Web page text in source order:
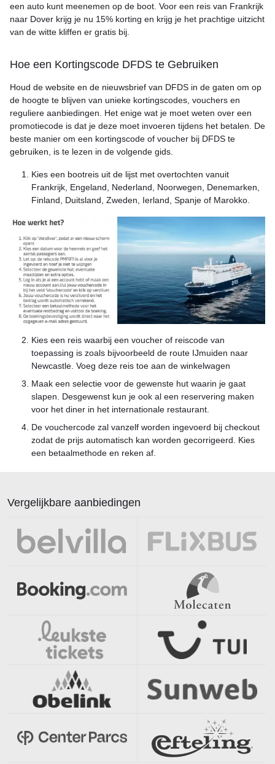
een auto kunt meenemen op de boot. Voor een reis van Frankrijk
naar Dover krijg je nu 15% korting en krijg je het prachtige uitzicht
van de witte kliffen er gratis bij.
Hoe een Kortingscode DFDS te Gebruiken
Houd de website en de nieuwsbrief van DFDS in de gaten om op
de hoogte te blijven van unieke kortingscodes, vouchers en
reguliere aanbiedingen. Het enige wat je moet weten over een
promotiecode is dat je deze moet invoeren tijdens het betalen. De
beste manier om een kortingscode of voucher bij DFDS te
gebruiken, is te lezen in de volgende gids.
Kies een bootreis uit de lijst met overtochten vanuit
Frankrijk, Engeland, Nederland, Noorwegen, Denemarken,
Finland, Duitsland, Zweden, Ierland, Spanje of Marokko.
Kies een reis waarbij een voucher of reiscode van
toepassing is zoals bijvoorbeeld de route IJmuiden naar
Newcastle. Voeg deze reis toe aan de winkelwagen
Maak een selectie voor de gewenste hut waarin je gaat
slapen. Desgewenst kun je ook al een reservering maken
voor het diner in het internationale restaurant.
De vouchercode zal vanzelf worden ingevoerd bij checkout
zodat de prijs automatisch kan worden gecorrigeerd. Kies
een betaalmethode en reken af.
Vergelijkbare aanbiedingen